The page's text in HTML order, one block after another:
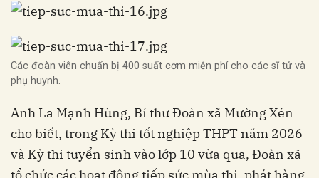
Các đoàn viên chuẩn bị 400 suất cơm miễn phí cho các sĩ tử và
phụ huynh.
Anh La Mạnh Hùng, Bí thư Đoàn xã Mường Xén
cho biết, trong Kỳ thi tốt nghiệp THPT năm 2026
và Kỳ thi tuyển sinh vào lớp 10 vừa qua, Đoàn xã